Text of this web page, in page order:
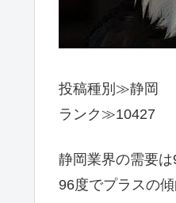
投稿種別≫静岡
ランク≫10427
静岡業界の需要
96度でプラスの